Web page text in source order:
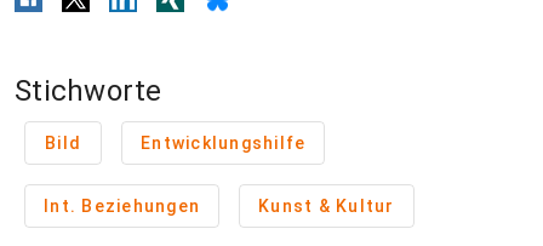
Stichworte
Bild Entwicklungshilfe
Int. Beziehungen Kunst & Kultur